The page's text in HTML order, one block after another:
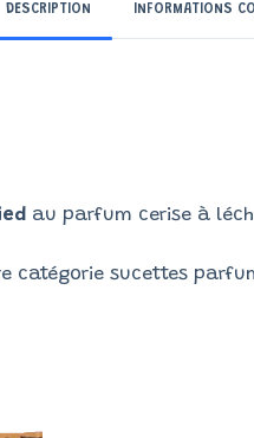
DESCRIPTION INFORMATIONS
au parfum cerise à
catégorie sucettes